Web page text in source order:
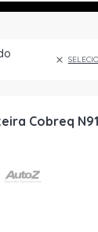
Cobreq